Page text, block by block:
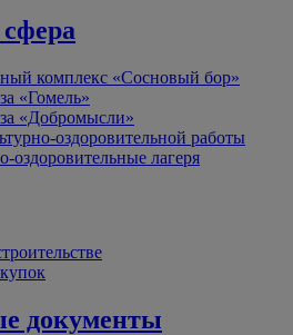
комплекс «Сосновый бор»
«Гомель»
«Добромысли»
оздоровительной работы
оздоровительные лагеря
документы